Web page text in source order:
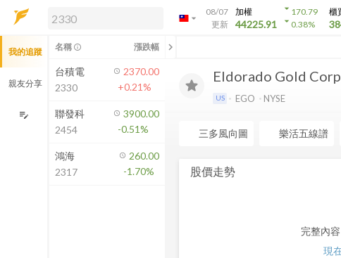
arrow_drop_down
08/07
更新
加權
44225.91
arrow_drop_down170.79
arrow_drop_down0.38%
櫃
解鎖即時行情及進階功能
方案」，即可解鎖以下功能：
即時行情
即時市況與排行
成交金額熱力圖
前往方案訂閱
如何綁定合作券商
Eldorado Gold
US EGO NYSE
三多風向圖 樂活五線譜
股價走勢
完整內
現
我的追蹤
親友分享
edit_note
名稱 info_outline 漲跌幅 chevron_left
台積電
2330
2370.00
+0.21%
聯發科
2454
3900.00
-0.51%
鴻海
2317
260.00
-1.70%